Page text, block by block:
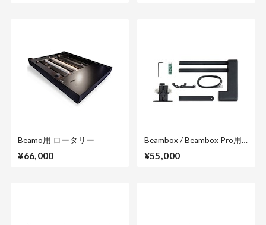
Beamo用 ロータリー
¥66,000
Beambox / Beambox Pro用
¥55,000